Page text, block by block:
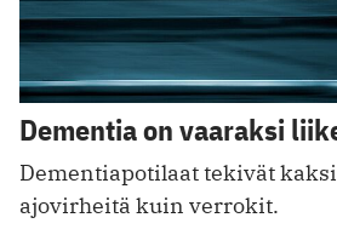
Dementia on vaaraksi
Dementiapotilaat tekivät
ajovirheitä kuin verrokit.